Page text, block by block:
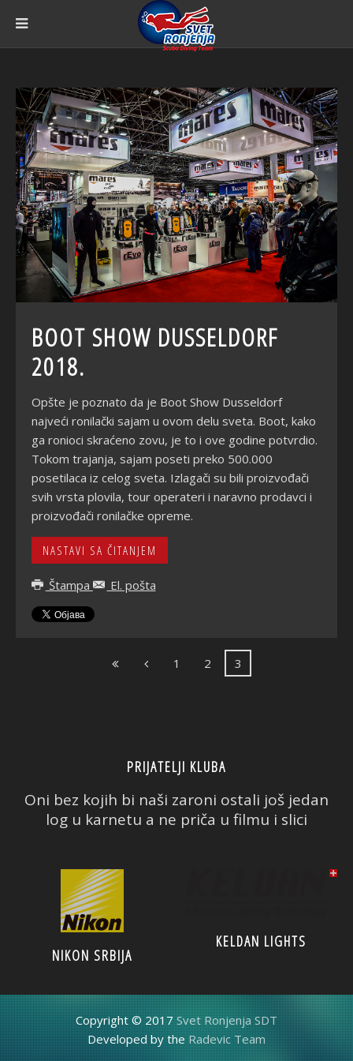
BOOT SHOW DUSSELDORF
2018.
Opšte je poznato da je Boot Show Dusseldorf
najveći ronilački sajam u ovom delu sveta. Boot, kako
ga ronioci skraćeno zovu, je to i ove godine potvrdio.
Tokom trajanja, sajam poseti preko 500.000
posetilaca iz celog sveta. Izlagači su bili proizvođači
svih vrsta plovila, tour operateri i naravno prodavci i
proizvođači ronilačke opreme.
NASTAVI SA ČITANJEM
Štampa El. pošta
1 2 3
PRIJATELJI KLUBA
Oni bez kojih bi naši zaroni ostali još jedan
log u karnetu a ne priča u filmu i slici
NIKON SRBIJA
KELDAN LIGHTS
Copyright © 2017Svet Ronjenja SDT
Developed by theRadevic Team